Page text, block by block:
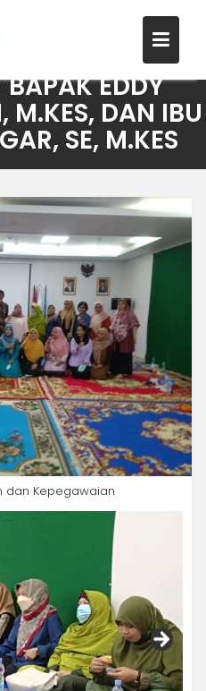
EDDY
M.KES, DAN IBU
SE, M.KES
dan Kepegawaian